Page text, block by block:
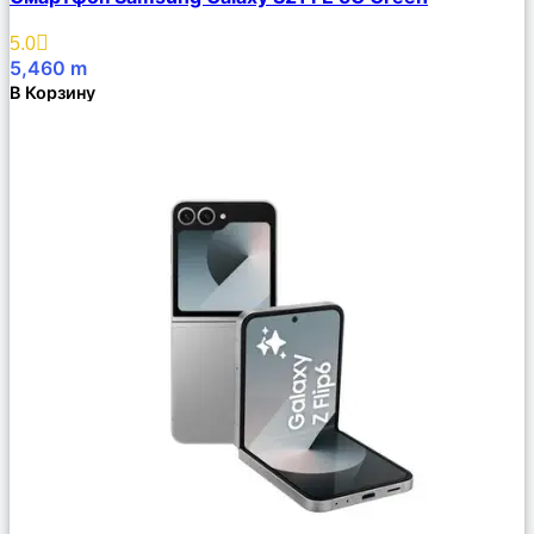
Избранное
5.0
5,460 m
В Корзину